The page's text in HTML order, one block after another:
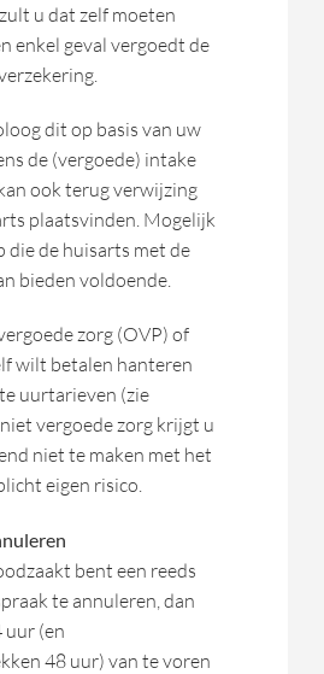
u dat zelf moeten
enkel geval vergoedt de
dit op basis van uw
de (vergoede) intake
ook terug verwijzing
plaatsvinden. Mogelijk
die de huisarts met de
bieden voldoende.
zorg (OVP) of
wilt betalen hanteren
uurtarieven (zie
vergoede zorg krijgt u
niet te maken met het
eigen risico.
bent een reeds
te annuleren, dan
(en
48 uur) van te voren